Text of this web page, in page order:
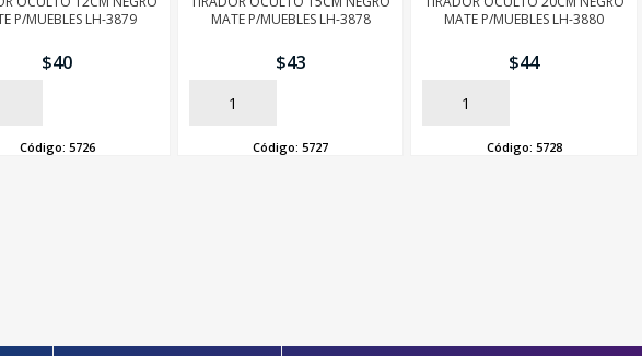
P/MUEBLES LH-3879
$40
Código: 5726
MATE P/MUEBLES LH-3878
$43
AÑADIR
Código:5727
MATE P/MUEBLES LH-3880
$44
AÑADIR
Código: 5728